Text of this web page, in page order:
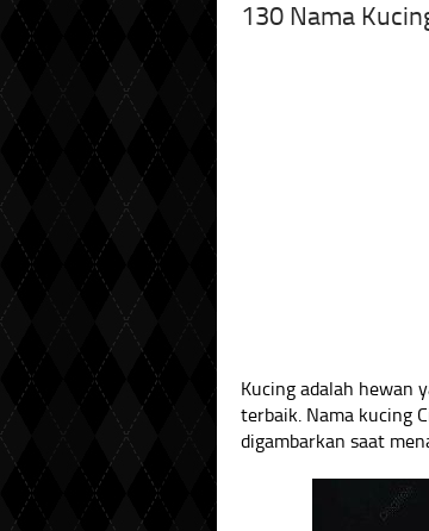
130 Nama
Kucing adalah hewan
terbaik. Nama kucing
digambarkan saat